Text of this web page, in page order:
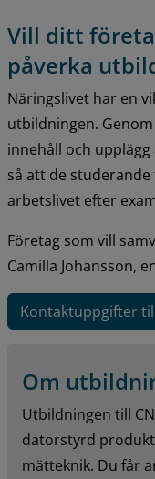
Vill ditt
påverka
Näringslivet har en
utbildningen.
innehåll och
så att de
arbetslivet efter
Företag som vill
Camilla Johansson,
Kontaktuppgifter
Om
Utbildningen till
datorstyrd
mätteknik. Du får